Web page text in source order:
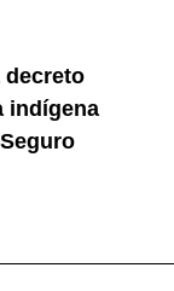
decreto
indígena